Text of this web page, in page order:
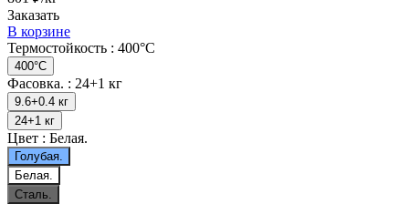
Заказать
В корзине
Термостойкость : 400°C
400°C
Фасовка. : 24+1 кг
9.6+0.4 кг
24+1 кг
Цвет : Белая.
Голубая.
Белая.
Сталь.